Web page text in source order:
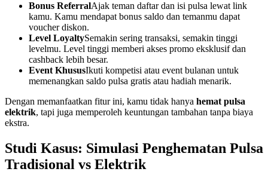
Bonus ReferralAjak teman daftar dan isi pulsa lewat link
kamu. Kamu mendapat bonus saldo dan temanmu dapat
voucher diskon.
Level LoyaltySemakin sering transaksi, semakin tinggi
levelmu. Level tinggi memberi akses promo eksklusif dan
cashback lebih besar.
Event KhususIkuti kompetisi atau event bulanan untuk
memenangkan saldo pulsa gratis atau hadiah menarik.
Dengan memanfaatkan fitur ini, kamu tidak hanya hemat pulsa
elektrik, tapi juga memperoleh keuntungan tambahan tanpa biaya
ekstra.
Studi Kasus: Simulasi Penghematan Pulsa
Tradisional vs Elektrik